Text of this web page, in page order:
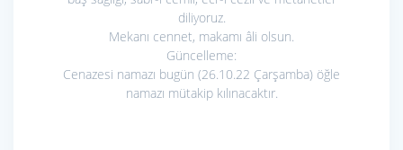
diliyoruz.
Mekanı cennet, makamı âli olsun.
Güncelleme:
Cenazesi namazı bugün (26.10.22 Çarşamba) öğle
namazı mütakip kılınacaktır.